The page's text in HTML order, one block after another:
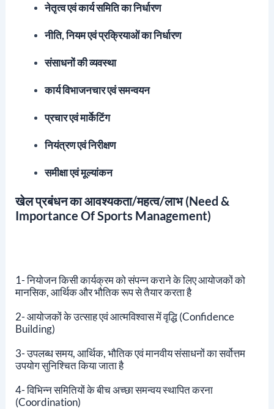
नेतृत्व एवं कार्य समिति का निर्धारण
नीति, नियम एवं प्रक्रियाओं का निर्धारण
संसाधनों की व्यवस्था
कार्य विभाजनचार एवं समन्वयन
प्रचार एवं मार्केटिंग
नियंत्रण एवं निरीक्षण
समीक्षा एवं मूल्यांकन
खेल प्रबंधन का आवश्यकता/महत्व/लाभ (Need &
Importance Of Sports Management)
1- नियोजन किसी कार्यक्रम को संपन्न कराने के लिए आयोजकों को
मानसिक, आर्थिक और भौतिक रूप से तैयार करता है
2- आयोजकों के उत्साह एवं आत्मविश्वास में वृद्धि (Confidence
Building)
3- उपलब्ध समय, आर्थिक, भौतिक एवं मानवीय संसाधनों का सर्वोत्तम
उपयोग सुनिश्चित किया जाता है
4- विभिन्न समितियों के बीच अच्छा समन्वय स्थापित करना
(Coordination)